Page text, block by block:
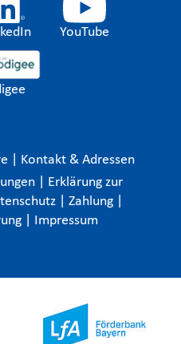
YouTube
Kontakt & Adressen
Erklärung zur
Zahlung
Impressum